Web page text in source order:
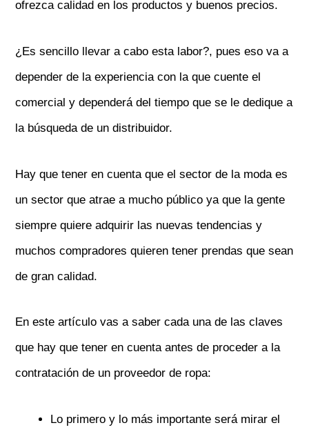
ofrezca calidad en los productos y buenos precios.
¿Es sencillo llevar a cabo esta labor?, pues eso va a
depender de la experiencia con la que cuente el
comercial y dependerá del tiempo que se le dedique a
la búsqueda de un distribuidor.
Hay que tener en cuenta que el sector de la moda es
un sector que atrae a mucho público ya que la gente
siempre quiere adquirir las nuevas tendencias y
muchos compradores quieren tener prendas que sean
de gran calidad.
En este artículo vas a saber cada una de las claves
que hay que tener en cuenta antes de proceder a la
contratación de un proveedor de ropa:
Lo primero y lo más importante será mirar el